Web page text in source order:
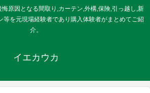
原因となる間取り,カーテン,外構,保険,引っ越し,新
等を元現場経験者であり購入体験者がまとめてご紹
介。
イエカウカ